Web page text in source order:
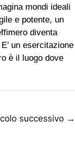
mondi ideali
e potente, un
diventa
un esercitazione
è il luogo dove
successivo →